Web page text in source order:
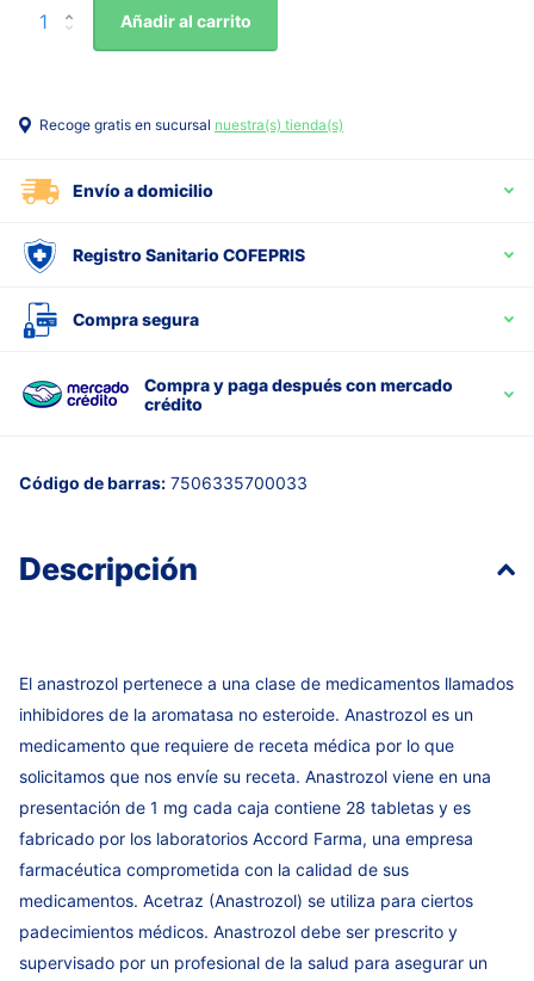
Añadir al carrito
Recoge gratis en sucursal nuestra(s) tienda(s)
Envío a domicilio
Registro Sanitario COFEPRIS
Compra segura
Compra y paga después con mercado
crédito
Código de barras: 7506335700033
Descripción
El anastrozol pertenece a una clase de medicamentos llamados
inhibidores de la aromatasa no esteroide. Anastrozol es un
medicamento que requiere de receta médica por lo que
solicitamos que nos envíe su receta. Anastrozol viene en una
presentación de 1 mg cada caja contiene 28 tabletas y es
fabricado por los laboratorios Accord Farma, una empresa
farmacéutica comprometida con la calidad de sus
medicamentos. Acetraz (Anastrozol) se utiliza para ciertos
padecimientos médicos. Anastrozol debe ser prescrito y
supervisado por un profesional de la salud para asegurar un